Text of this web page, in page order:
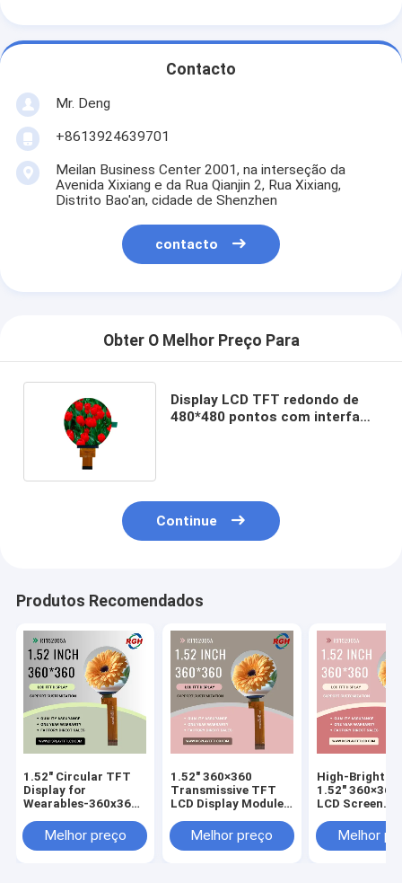
Contacto
Mr. Deng
+8613924639701
Meilan Business Center 2001, na interseção da
Avenida Xixiang e da Rua Qianjin 2, Rua Xixiang,
Distrito Bao'an, cidade de Shenzhen
contacto
Obter O Melhor Preço Para
Display LCD TFT redondo de
480*480 pontos com interface
Continue
Produtos Recomendados
1.52" Circular TFT
Display for
Wearables-360x360
customizable cover
glass
Melhor preço
1.52" 360×360
Transmissive TFT
LCD Display Module
, 580 Cd/M²
Melhor preço
High-
1.52"
LCD Screen
GlassMelhor